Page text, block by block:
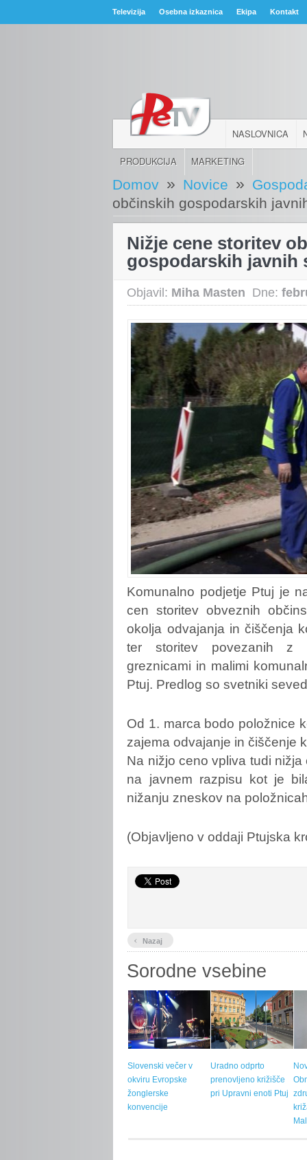
Televizija Osebna izkaznica Ekipa Kontakt
NASLOVNICA
PRODUKCIJA MARKETING
Domov » Novice »
občinskih gospodarskih
Nižje cene storitev
gospodarskih javnih
Objavil: Miha Masten Dne:
Komunalno podjetje Ptuj je
cen storitev obveznih
okolja odvajanja in čiščenja
ter storitev povezanih z
greznicami in malimi
Ptuj. Predlog so svetniki
Od 1. marca bodo položnice
zajema odvajanje in čiščenje
Na nižjo ceno vpliva tudi
na javnem razpisu kot je
nižanju zneskov na
(Objavljeno v oddaji Ptujska
‹ Nazaj
Sorodne vsebine
Slovenski večer v
okviru Evropske
žonglerske
konvencije
Uradno odprto
prenovljeno križišče
pri Upravni enoti Ptuj